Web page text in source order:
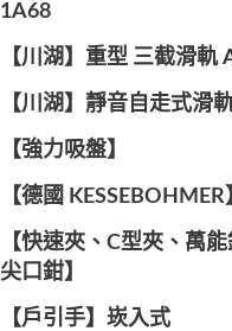
1A68
【川湖】重型 三截滑軌
【川湖】靜音自走式滑
【強力吸盤】
【德國 KESSEBOHMER
【快速夾、C型夾、萬能
尖口鉗】
【戶引手】崁入式